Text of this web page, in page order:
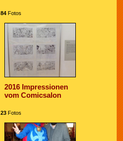
84Fotos
2016 Impressionen
vom Comicsalon
23Fotos